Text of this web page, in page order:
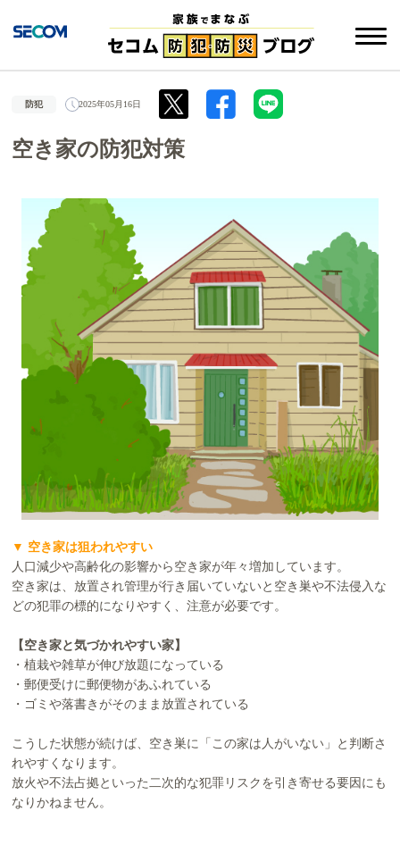
防犯 2025年05月16日
空き家の防犯対策
▼ 空き家は狙われやすい
人口減少や高齢化の影響から空き家が年々増加しています。
空き家は、放置され管理が行き届いていないと空き巣や不法侵入な
どの犯罪の標的になりやすく、注意が必要です。
【空き家と気づかれやすい家】
・植栽や雑草が伸び放題になっている
・郵便受けに郵便物があふれている
・ゴミや落書きがそのまま放置されている
こうした状態が続けば、空き巣に「この家は人がいない」と判断さ
れやすくなります。
放火や不法占拠といった二次的な犯罪リスクを引き寄せる要因にも
なりかねません。